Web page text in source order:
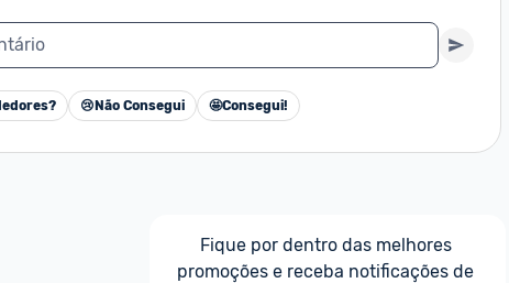
😢 Não Consegui 🤩Consegui!
Fique por dentro das melhores
promoções e receba notificações de